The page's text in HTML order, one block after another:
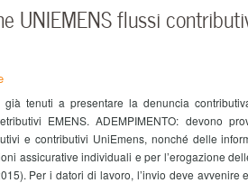
UNIEMENS flussi
già tenuti a presentare la denuncia
EMENS. ADEMPIMENTO: devono
e contributivi UniEmens, nonché delle
assicurative individuali e per l’erogazione
Per i datori di lavoro, l’invio deve avvenire